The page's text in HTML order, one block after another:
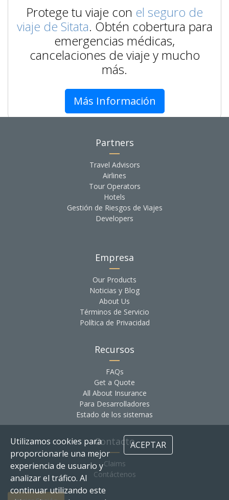
Protege tu viaje con el seguro de
viaje de Sitata. Obtén cobertura para
emergencias médicas,
cancelaciones de viaje y mucho
más.
Más Información
Partners
Travel Advisors
Airlines
Tour Operators
Hotels
Gestión de Riesgos de Viajes
Developers
Empresa
Our Products
Noticias y Blog
About Us
Términos de Servicio
Política de Privacidad
Recursos
FAQs
Get a Quote
All About Insurance
Para Desarrolladores
Estado de los sistemas
Contacto
Claims
Contáctenos
Utilizamos cookies para
proporcionarle una mejor
experiencia de usuario y
analizar el tráfico. Al
continuar utilizando este
ACEPTAR